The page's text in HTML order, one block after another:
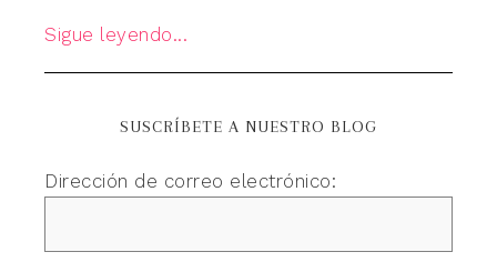
Sigue leyendo...
SUSCRÍBETE A NUESTRO BLOG
Dirección de correo electrónico: